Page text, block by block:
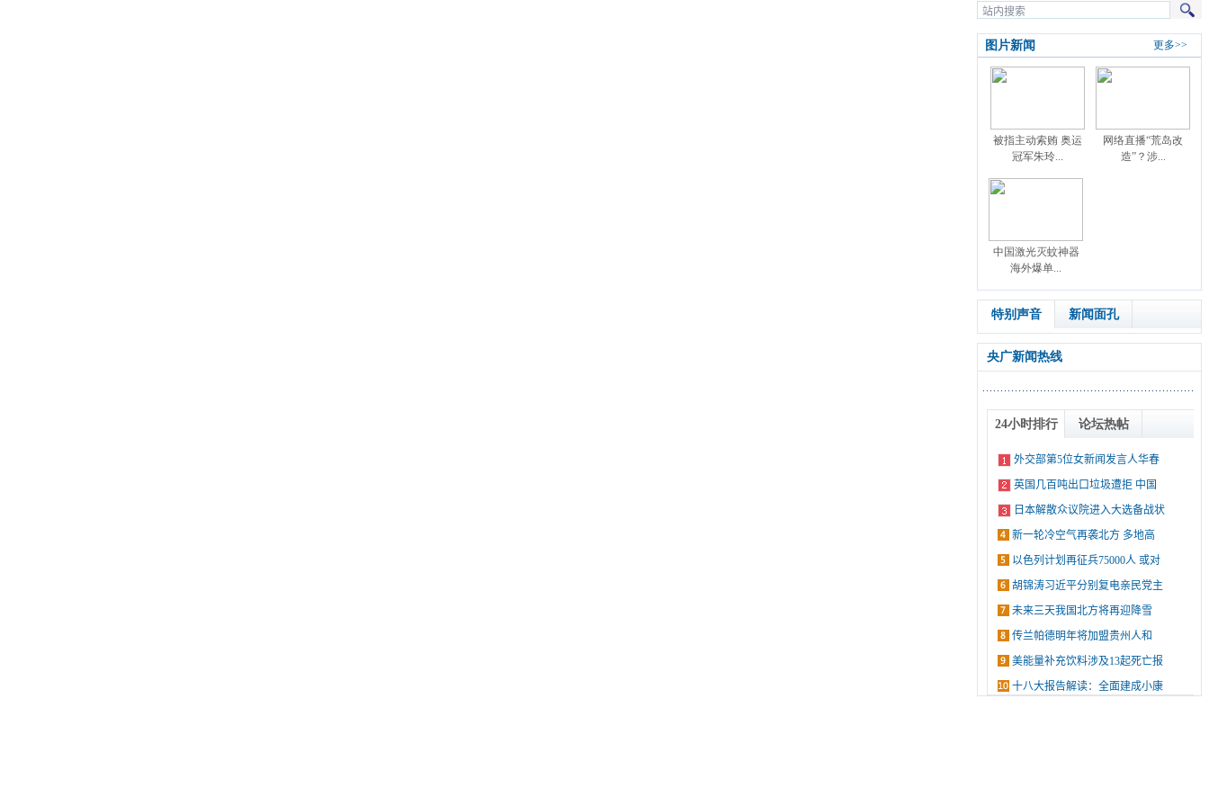
图片新闻 更多>>
被指主动索贿 奥运
冠军朱玲...
网络直播“荒岛改
造”？涉...
中国激光灭蚊神器
海外爆单...
特别声音 新闻面孔
央广新闻热线
24小时排行 论坛热帖